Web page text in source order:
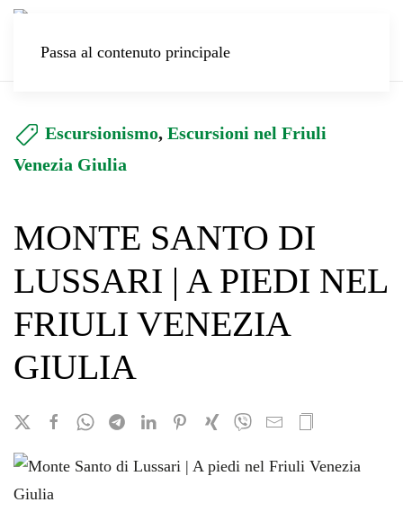
Passa al contenuto principale
Escursionismo, Escursioni nel Friuli
Venezia Giulia
MONTE SANTO DI
LUSSARI | A PIEDI NEL
FRIULI VENEZIA
GIULIA